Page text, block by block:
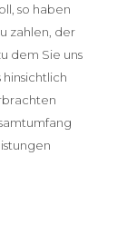
so haben
zahlen, der
dem Sie uns